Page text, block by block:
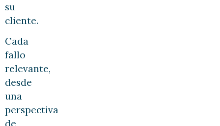
su
cliente.
Cada
fallo
relevante,
desde
una
perspectiva
de